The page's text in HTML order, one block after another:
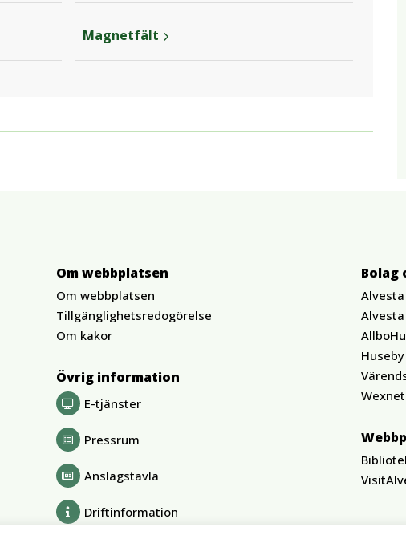
Magnetfält
Om webbplatsen
Om webbplatsen
Tillgänglighetsredogörelse
Om kakor
Övrig information
E-tjänster
Pressrum
Anslagstavla
Driftinformation
Bolag
Alvesta